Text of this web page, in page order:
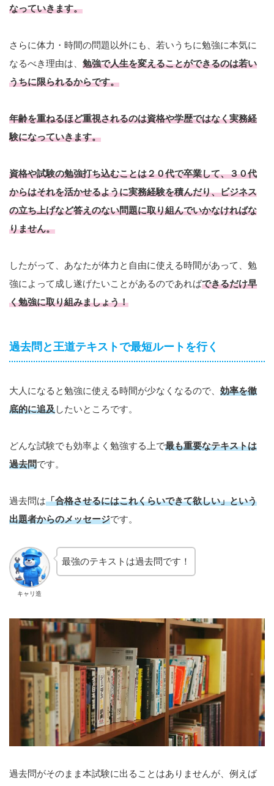
なっていきます。
さらに体力・時間の問題以外にも、若いうちに勉強に本気に
なるべき理由は、 勉強で人生を変えることができるのは若い
うちに限られるからです。
年齢を重ねるほど重視されるのは資格や学歴ではなく実務経
験になっていきます。
資格や試験の勉強打ち込むことは２０代で卒業して、３０代
からはそれを活かせるように実務経験を積んだり、ビジネス
の立ち上げなど答えのない問題に取り組んでいかなければな
りません。
したがって、あなたが体力と自由に使える時間があって、勉
強によって成し遂げたいことがあるのであればできるだけ早
く勉強に取り組みましょう！
過去問と王道テキストで最短ルートを行く
大人になると勉強に使える時間が少なくなるので、 効率を徹
底的に追及したいところです。
どんな試験でも効率よく勉強する上で最も重要なテキストは
過去問です。
過去問は「合格させるにはこれくらいできて欲しい」という
出題者からのメッセージです。
キャリ造
最強のテキストは過去問です！
過去問がそのまま本試験に出ることはありませんが、例えば